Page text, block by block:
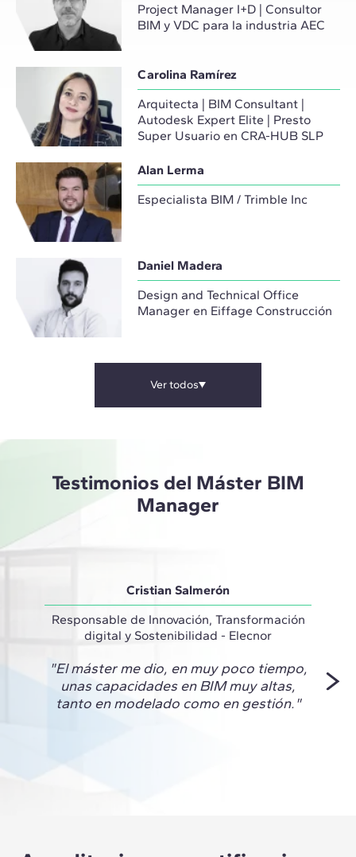
Project Manager I+D | Consultor
BIM y VDC para la industria AEC
Carolina Ramírez
Arquitecta | BIM Consultant |
Autodesk Expert Elite | Presto
Super Usuario en CRA-HUB SLP
Alan Lerma
Especialista BIM / Trimble Inc
Daniel Madera
Design and Technical Office
Manager en Eiffage Construcción
Ver todos
Testimonios del Máster BIM
Manager
Cristian Salmerón
Responsable de Innovación, Transformación
digital y Sostenibilidad - Elecnor
"El máster me dio, en muy poco tiempo,
unas capacidades en BIM muy altas,
tanto en modelado como en gestión."
de